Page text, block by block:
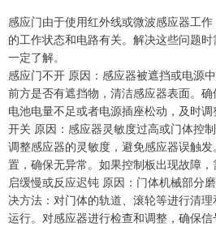
感应门由于使用红外线或微波感应器工
的工作状态和电路有关。解决这些问题
一定了解。
感应门不开 原因：感应器被遮挡或电源
前方是否有遮挡物，清洁感应器表面。
电池电量不足或者电源插座松动，及时
开关 原因：感应器灵敏度过高或门体控
调整感应器的灵敏度，避免感应器误触
置，确保无异常。如果控制板出现故障
启缓慢或反应迟钝 原因：门体机械部分
决方法：对门体的轨道、滚轮等进行清
运行。对感应器进行检查和调整，确保信